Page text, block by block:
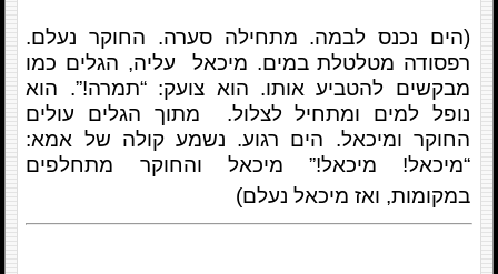
(הים נכנס לבמה. מתחילה סערה. החוקר נעלם.
רפסודה מטלטלת במים. מיכאל עליה, הגלים כמו
מבקשים להטביע אותו. הוא צועק: “תמרה!”. הוא
נופל למים ומתחיל לצלול. מתוך הגלים עולים
החוקר ומיכאל. הים רגוע. נשמע קולה של אמא:
“מיכאל! מיכאל!” מיכאל והחוקר מתחלפים
במקומות, ואז מיכאל נעלם)